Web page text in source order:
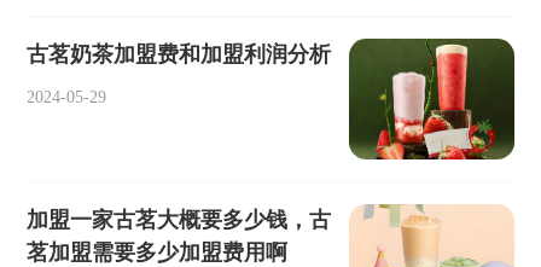
古茗奶茶加盟费和加盟利润分析
2024-05-29
加盟一家古茗大概要多少钱，古
茗加盟需要多少加盟费用啊